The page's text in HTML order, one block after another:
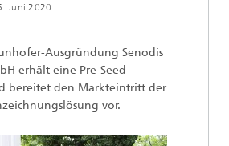
Juni 2020
Ausgründung Senodis
erhält eine Pre-Seed-
bereitet den Markteintritt der
vor.